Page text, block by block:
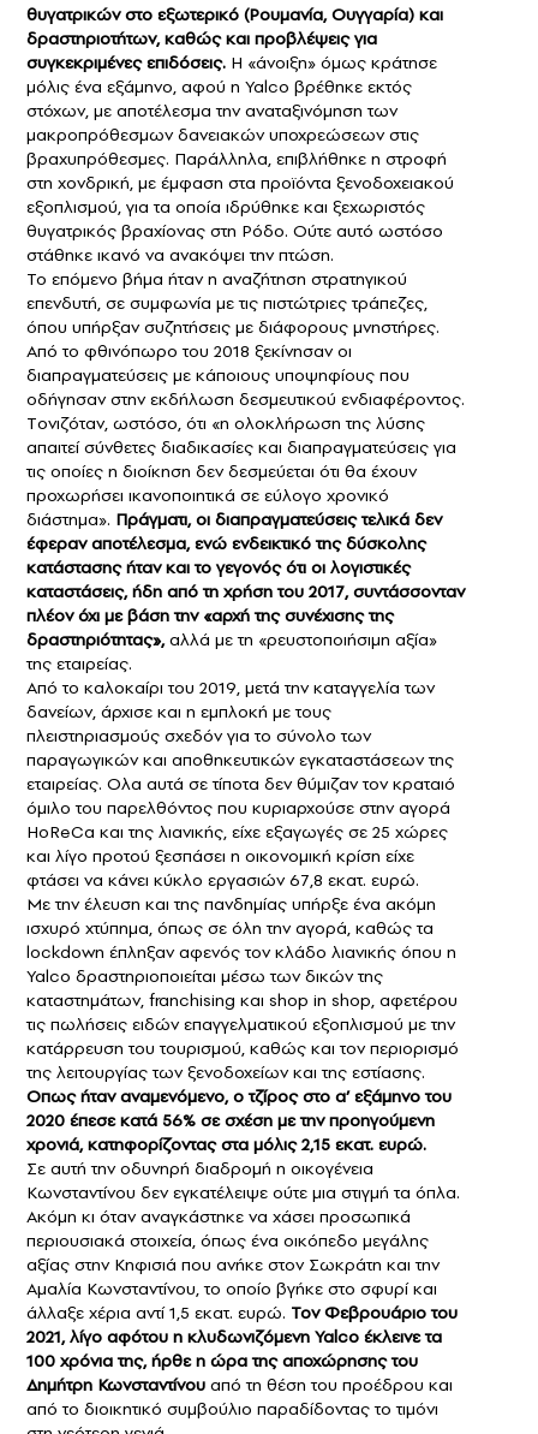
θυγατρικών στο εξωτερικό (Ρουμανία, Ουγγαρία) και
δραστηριοτήτων, καθώς και προβλέψεις για
συγκεκριμένες επιδόσεις. H «άνοιξη» όμως κράτησε
μόλις ένα εξάμηνο, αφού η Yalco βρέθηκε εκτός
στόχων, με αποτέλεσμα την αναταξινόμηση των
μακροπρόθεσμων δανειακών υποχρεώσεων στις
βραχυπρόθεσμες. Παράλληλα, επιβλήθηκε η στροφή
στη χονδρική, με έμφαση στα προϊόντα ξενοδοχειακού
εξοπλισμού, για τα οποία ιδρύθηκε και ξεχωριστός
θυγατρικός βραχίονας στη Pόδο. Oύτε αυτό ωστόσο
στάθηκε ικανό να ανακόψει την πτώση.
Το επόμενο βήμα ήταν η αναζήτηση στρατηγικού
επενδυτή, σε συμφωνία με τις πιστώτριες τράπεζες,
όπου υπήρξαν συζητήσεις με διάφορους μνηστήρες.
Από το φθινόπωρο του 2018 ξεκίνησαν οι
διαπραγματεύσεις με κάποιους υποψηφίους που
οδήγησαν στην εκδήλωση δεσμευτικού ενδιαφέροντος.
Tονιζόταν, ωστόσο, ότι «η ολοκλήρωση της λύσης
απαιτεί σύνθετες διαδικασίες και διαπραγματεύσεις για
τις οποίες η διοίκηση δεν δεσμεύεται ότι θα έχουν
προχωρήσει ικανοποιητικά σε εύλογο χρονικό
διάστημα». Πράγματι, οι διαπραγματεύσεις τελικά δεν
έφεραν αποτέλεσμα, ενώ ενδεικτικό της δύσκολης
κατάστασης ήταν και το γεγονός ότι οι λογιστικές
καταστάσεις, ήδη από τη χρήση του 2017, συντάσσονταν
πλέον όχι με βάση την «αρχή της συνέχισης της
δραστηριότητας»,αλλά με τη «ρευστοποιήσιμη αξία»
της εταιρείας.
Από το καλοκαίρι του 2019, μετά την καταγγελία των
δανείων, άρχισε και η εμπλοκή με τους
πλειστηριασμούς σχεδόν για το σύνολο των
παραγωγικών και αποθηκευτικών εγκαταστάσεων της
εταιρείας. Ολα αυτά σε τίποτα δεν θύμιζαν τον κραταιό
όμιλο του παρελθόντος που κυριαρχούσε στην αγορά
HoReCa και της λιανικής, είχε εξαγωγές σε 25 χώρες
και λίγο προτού ξεσπάσει η οικονομική κρίση είχε
φτάσει να κάνει κύκλο εργασιών 67,8 εκατ. ευρώ.
Με την έλευση και της πανδημίας υπήρξε ένα ακόμη
ισχυρό χτύπημα, όπως σε όλη την αγορά, καθώς τα
lockdown έπληξαν αφενός τον κλάδο λιανικής όπου η
Yalco δραστηριοποιείται μέσω των δικών της
καταστημάτων, franchising και shop in shop, αφετέρου
τις πωλήσεις ειδών επαγγελματικού εξοπλισμού με την
κατάρρευση του τουρισμού, καθώς και τον περιορισμό
της λειτουργίας των ξενοδοχείων και της εστίασης.
Οπως ήταν αναμενόμενο, ο τζίρος στο α’ εξάμηνο του
2020 έπεσε κατά 56% σε σχέση με την προηγούμενη
χρονιά, κατηφορίζοντας στα μόλις 2,15 εκατ. ευρώ.
Σε αυτή την οδυνηρή διαδρομή η οικογένεια
Kωνσταντίνου δεν εγκατέλειψε ούτε μια στιγμή τα όπλα.
Ακόμη κι όταν αναγκάστηκε να χάσει προσωπικά
περιουσιακά στοιχεία, όπως ένα οικόπεδο μεγάλης
αξίας στην Kηφισιά που ανήκε στον Σωκράτη και την
Aμαλία Kωνσταντίνου, το οποίο βγήκε στο σφυρί και
άλλαξε χέρια αντί 1,5 εκατ. ευρώ. Τον Φεβρουάριο του
2021, λίγο αφότου η κλυδωνιζόμενη Yalco έκλεινε τα
100 χρόνια της, ήρθε η ώρα της αποχώρησης του
Δημήτρη Κωνσταντίνου από τη θέση του προέδρου και
από το διοικητικό συμβούλιο παραδίδοντας το τιμόνι